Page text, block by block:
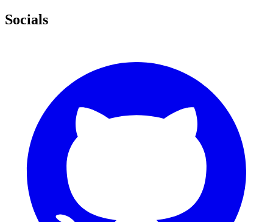
Socials